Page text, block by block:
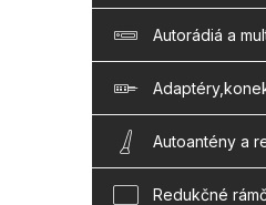
č
ý
a
e
Autorádiá a
Autoantény a
Redukčné